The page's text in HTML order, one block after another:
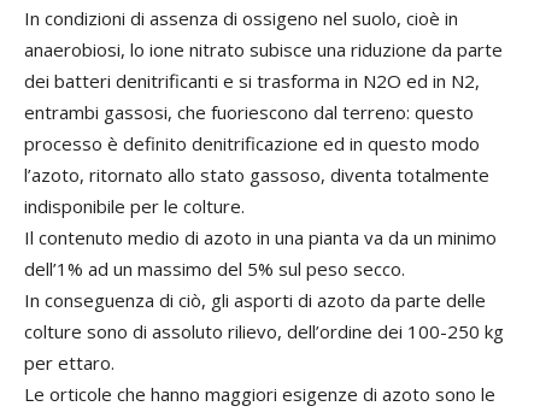
In condizioni di assenza di ossigeno nel suolo, cioè in
anaerobiosi, lo ione nitrato subisce una riduzione da parte
dei batteri denitrificanti e si trasforma in N2O ed in N2,
entrambi gassosi, che fuoriescono dal terreno: questo
processo è definito denitrificazione ed in questo modo
l’azoto, ritornato allo stato gassoso, diventa totalmente
indisponibile per le colture.
Il contenuto medio di azoto in una pianta va da un minimo
dell’1% ad un massimo del 5% sul peso secco.
In conseguenza di ciò, gli asporti di azoto da parte delle
colture sono di assoluto rilievo, dell’ordine dei 100-250 kg
per ettaro.
Le orticole che hanno maggiori esigenze di azoto sono le